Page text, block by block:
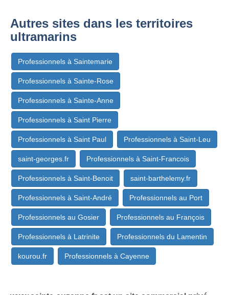
Autres sites dans les territoires
ultramarins
Professionnels à Saintemarie
Professionnels à Sainte-Rose
Professionnels à Sainte-Anne
Professionnels à Saint Pierre
Professionnels à Saint Paul Professionnels à Saint-Leu
saint-georges.fr Professionnels à Saint-Francois
Professionnels à Saint-Benoit saint-barthelemy.fr
Professionnels à Saint-André Professionnels au Port
Professionnels au Gosier Professionnels au François
Professionnels à Latrinite Professionnels du Lamentin
kourou.fr Professionnels à Cayenne